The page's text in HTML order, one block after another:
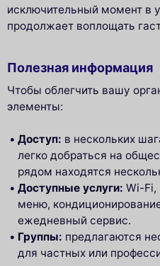
исключительный момент в
продолжает воплощать
Полезная информация
Чтобы облегчить вашу
элементы:
Доступ: в нескольких
легко добраться на
рядом находятся
Доступные услуги: Wi-Fi,
меню,
ежедневный сервис.
Группы: предлагаются
для частных или